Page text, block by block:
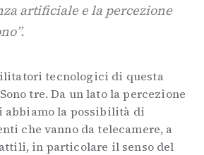
artificiale e la percezione
tecnologici di questa
tre. Da un lato la percezione
abbiamo la possibilità di
che vanno da telecamere, a
in particolare il senso del